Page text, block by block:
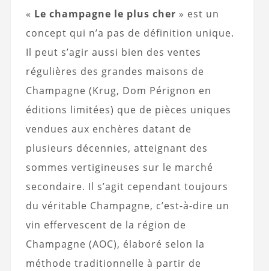
« Le champagne le plus cher » est un
concept qui n’a pas de définition unique.
Il peut s’agir aussi bien des ventes
régulières des grandes maisons de
Champagne (Krug, Dom Pérignon en
éditions limitées) que de pièces uniques
vendues aux enchères datant de
plusieurs décennies, atteignant des
sommes vertigineuses sur le marché
secondaire. Il s’agit cependant toujours
du véritable Champagne, c’est-à-dire un
vin effervescent de la région de
Champagne (AOC), élaboré selon la
méthode traditionnelle à partir de